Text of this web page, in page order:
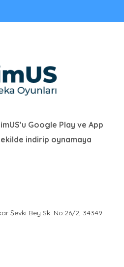
Google Play ve App
indirip oynamaya
Şevki Bey Sk. No:26/2, 34349